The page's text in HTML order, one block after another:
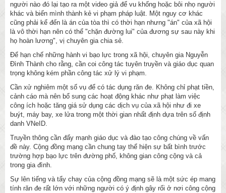
người nào đó lại tạo ra một video giả để vu khống hoặc bôi nhọ người
khác và biến mình thành kẻ vi phạm pháp luật. Một nguy cơ khác
cũng phải kể đến là án của tòa thì có thời hạn nhưng "án" của xã hội
là vô thời hạn nên có thể "chặn đường lui" của đương sự sau này khi
họ hoàn lương", vị chuyên gia chia sẻ.
Để hạn chế những hành vi bạo lực trong xã hội, chuyên gia Nguyễn
Đình Thành cho rằng, cần coi công tác tuyên truyền và giáo dục quan
trọng không kém phần công tác xử lý vi phạm.
Cần xử nghiêm một số vụ để có tác dụng răn đe. Không chỉ phạt tiền,
cảnh cáo mà nên bổ sung các hoạt động khác như phạt làm việc
công ích hoặc tăng giá sử dụng các dịch vụ của xã hội như đi xe
buýt, máy bay, xe lửa trong một thời gian nhất định dựa trên số định
danh VNeID.
Truyền thông cần đẩy mạnh giáo dục và đào tạo công chúng về vấn
đề này. Cộng đồng mạng cần chung tay thể hiện sự bất bình trước
trường hợp bạo lực trên đường phố, không gian công cộng và cả
trong gia đình.
Sự lên tiếng và tẩy chay của cộng đồng mạng sẽ là một sức ép mang
tính răn đe rất lớn với những người có ý định gây rối ở nơi công cộng